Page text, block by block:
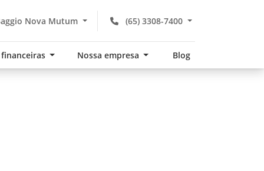
(65) 3308-7400
Nova Mutum
Nossa empresa Blog